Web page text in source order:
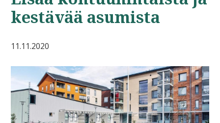
kestävää asumista
11.11.2020